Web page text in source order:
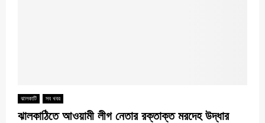
ঝালকাটি সব খবর
ঝালকাঠিতে আওয়ামী লীগ নেতার রক্তাক্ত মরদেহ উদ্ধার